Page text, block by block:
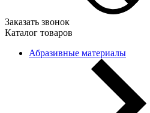
Заказать звонок
Каталог товаров
Абразивные материалы